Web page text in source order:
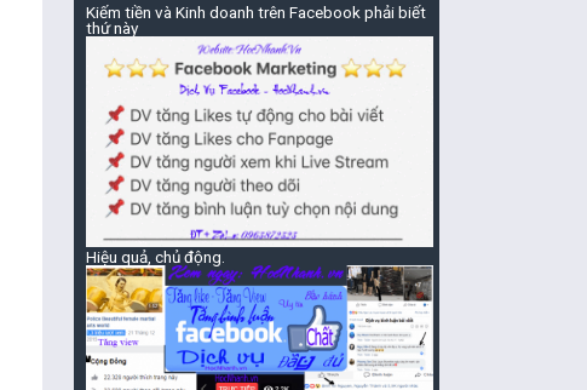
Kiếm tiền và Kinh doanh trên Facebook phải biết
thứ này
Hiệu quả, chủ động.